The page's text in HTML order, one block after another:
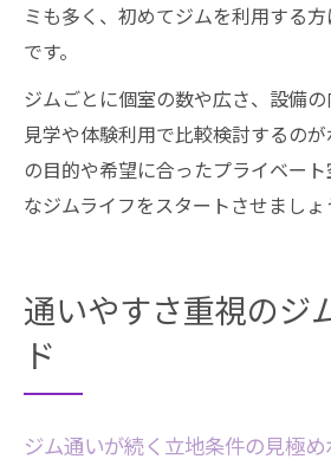
ミも多く、初めてジムを利用する
です。
ジムごとに個室の数や広さ、設備の
見学や体験利用で比較検討するの
の目的や希望に合ったプライベー
なジムライフをスタートさせましょ
通いやすさ重視のジ
ド
ジム通いが続く立地条件の見極め